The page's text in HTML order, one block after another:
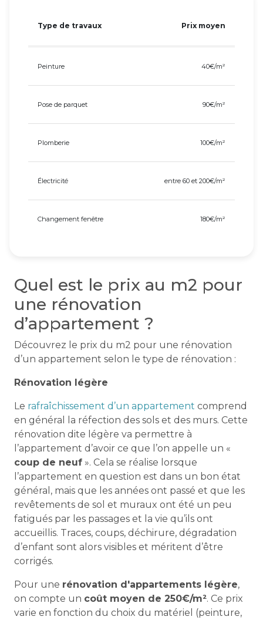
Type de travaux Prix moyen
Peinture 40€/m²
Pose de parquet 90€/m²
Plomberie 100€/m²
Électricité entre 60 et 200€/m²
Changement fenêtre 180€/m²
Quel est le prix au m2 pour
une rénovation
d’appartement ?
Découvrez le prix du m2 pour une rénovation
d’un appartement selon le type de rénovation :
Rénovation légère
Le rafraîchissement d’un appartement comprend
en général la réfection des sols et des murs. Cette
rénovation dite légère va permettre à
l’appartement d’avoir ce que l’on appelle un «
coup de neuf ». Cela se réalise lorsque
l’appartement en question est dans un bon état
général, mais que les années ont passé et que les
revêtements de sol et muraux ont été un peu
fatigués par les passages et la vie qu’ils ont
accueillis. Traces, coups, déchirure, dégradation
d’enfant sont alors visibles et méritent d’être
corrigés.
Pour une rénovation d'appartements légère,
on compte un coût moyen de 250€/m². Ce prix
varie en fonction du choix du matériel (peinture,